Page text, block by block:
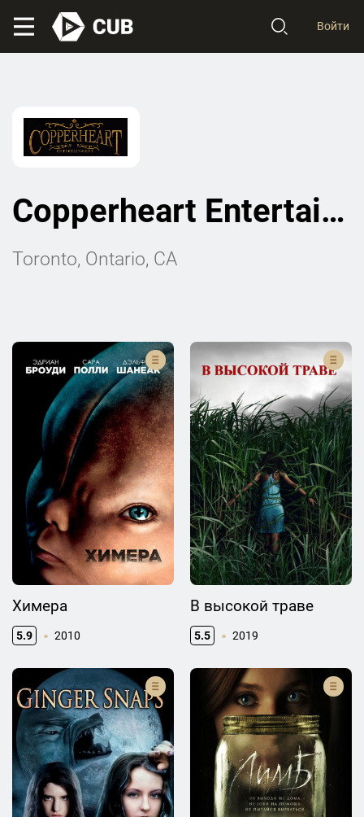
Войти
Copperheart Entertainment
Toronto, Ontario, CA
Химера
5.9 2010
В высокой траве
5.5 2019